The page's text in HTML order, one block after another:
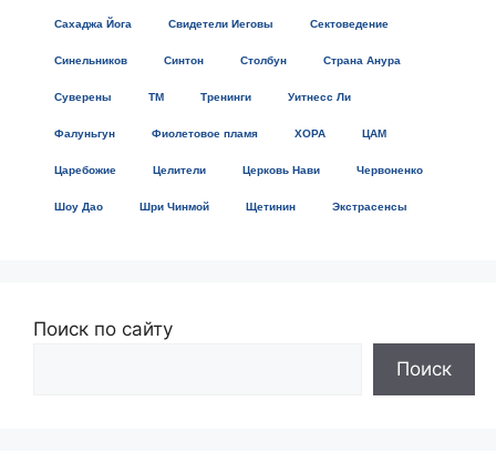
Сахаджа Йога Свидетели Иеговы Сектоведение
Синельников Синтон Столбун Страна Анура
Суверены ТМ Тренинги Уитнесс Ли
Фалуньгун Фиолетовое пламя ХОРА ЦАМ
Царебожие Целители Церковь Нави Червоненко
Шоу Дао Шри Чинмой Щетинин Экстрасенсы
Поиск по сайту
Поиск